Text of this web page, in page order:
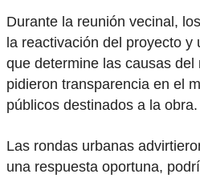
Durante la reunión vecinal,
la reactivación del proyecto
que determine las causas del
pidieron transparencia en el
públicos destinados a la obra.
Las rondas urbanas
una respuesta oportuna,